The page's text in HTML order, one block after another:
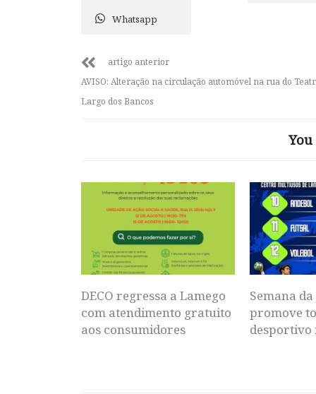
Whatsapp
artigo anterior
AVISO: Alteração na circulação automóvel na rua do
Largo dos Bancos
DECO regressa a Lamego
com atendimento gratuito
aos consumidores
Semana
promove